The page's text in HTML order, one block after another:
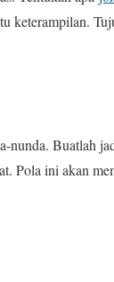
keterampilan.
nunda. Buatlah
ini akan